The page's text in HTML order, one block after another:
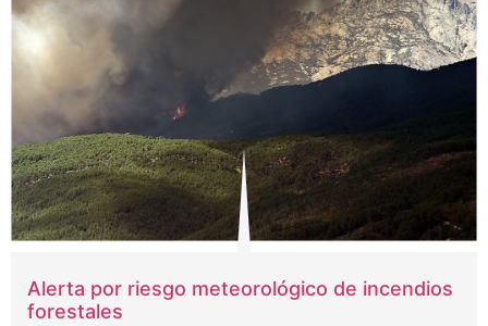
Alerta por riesgo meteorológico de incendios
forestales